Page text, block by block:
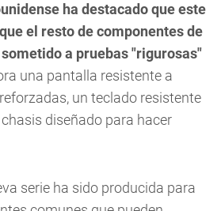
ha destacado que este
el resto de componentes de
a pruebas "rigurosas"
una pantalla resistente a
un teclado resistente
diseñado para hacer
serie ha sido producida para